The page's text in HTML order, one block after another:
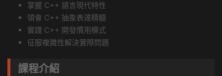
掌握 C++ 語言現代特性
領會 C++ 抽象表達精髓
實踐 C++ 開發慣用模式
征服複雜性解決實際問題
課程介紹